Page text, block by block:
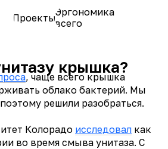
ПроектыЭргономика
всего
крышка?
, чаще всего крышка
облако бактерий. Мы
решили разобраться.
Колорадо исследовал как
во время смыва унитаза. С